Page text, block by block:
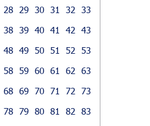
28 29 30 31 32
33
38 39 40 41 42
43
48 49 50 51 52
53
58 59 60 61 62
63
68 69 70 71 72
73
78 79 80 81 82
83